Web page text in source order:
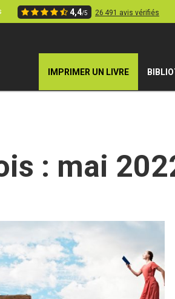
4,4/5 26 491 avis vérifiés
IMPRIMER UN LIVRE
: mai